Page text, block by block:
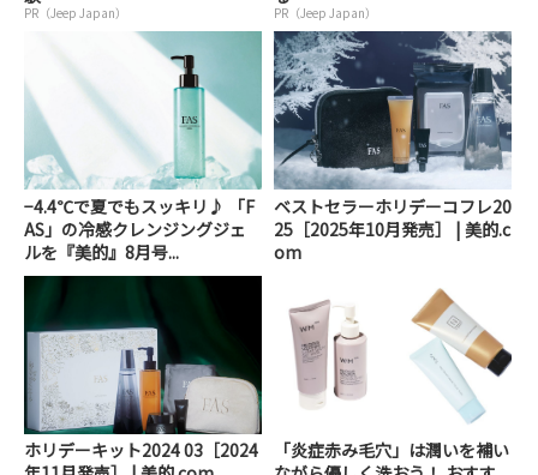
PR（Jeep Japan） PR（Jeep Japan）
−4.4℃で夏でもスッキリ♪ 「F
AS」の冷感クレンジングジェ
ルを『美的』8月号...
ベストセラーホリデーコフレ20
25［2025年10月発売］ | 美的.c
om
ホリデーキット2024 03［2024
「炎症赤み毛穴」は潤いを補い